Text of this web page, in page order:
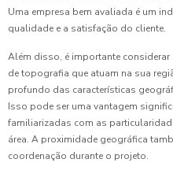
Uma empresa bem avaliada é um
qualidade e a satisfação do cliente.
Além disso, é importante
de topografia que atuam na sua
profundo das características
Isso pode ser uma vantagem
familiarizadas com as
área. A proximidade geográfica
coordenação durante o projeto.